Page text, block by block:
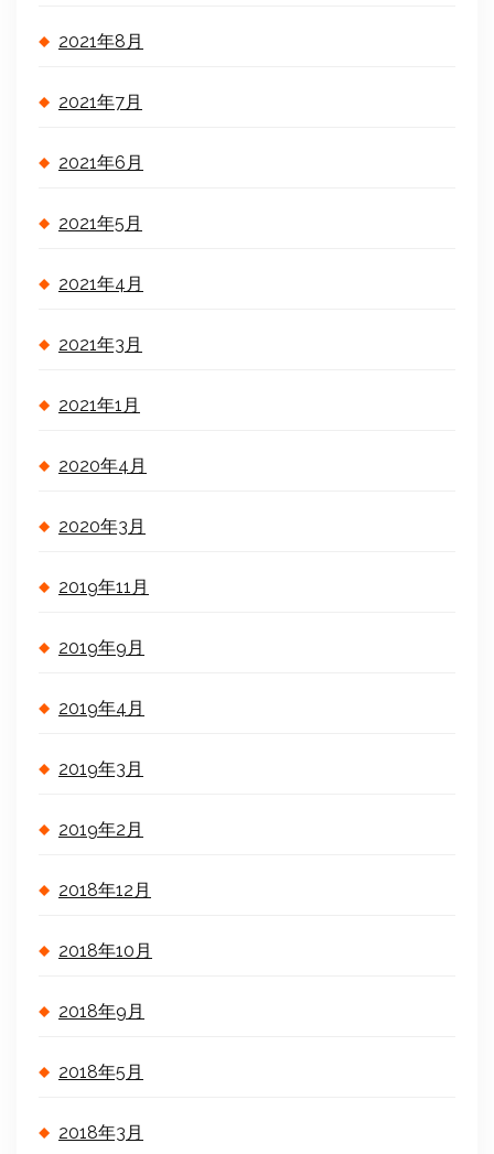
2021年8月
2021年7月
2021年6月
2021年5月
2021年4月
2021年3月
2021年1月
2020年4月
2020年3月
2019年11月
2019年9月
2019年4月
2019年3月
2019年2月
2018年12月
2018年10月
2018年9月
2018年5月
2018年3月